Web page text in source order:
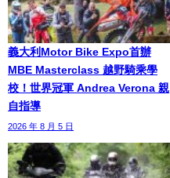
義大利Motor Bike Expo首辦
MBE Masterclass 越野騎乘學
校！世界冠軍 Andrea Verona 親
自指導
2026 年 8 月 5 日